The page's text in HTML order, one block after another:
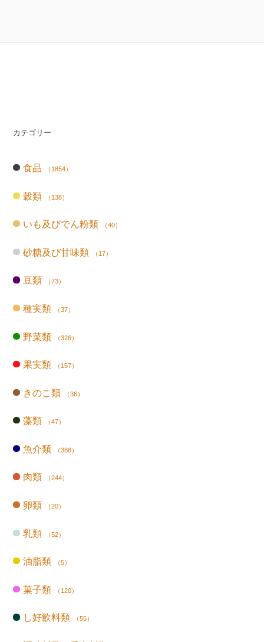
カテゴリー
食品 （1854）
穀類 （138）
いも及びでん粉類 （40）
砂糖及び甘味類 （17）
豆類 （73）
種実類 （37）
野菜類 （326）
果実類 （157）
きのこ類 （36）
藻類 （47）
魚介類 （388）
肉類 （244）
卵類 （20）
乳類 （52）
油脂類 （5）
菓子類 （120）
し好飲料類 （55）